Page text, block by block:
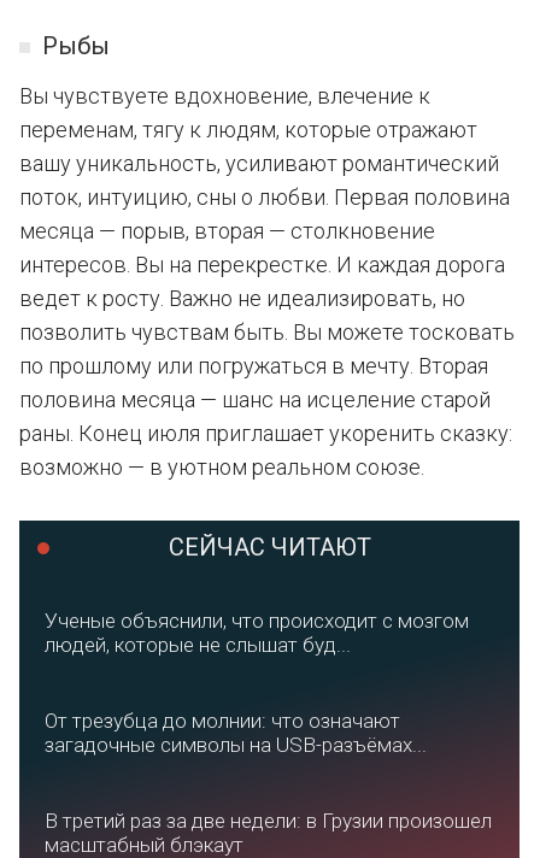
Рыбы
Вы чувствуете вдохновение, влечение к
переменам, тягу к людям, которые отражают
вашу уникальность, усиливают романтический
поток, интуицию, сны о любви. Первая половина
месяца — порыв, вторая — столкновение
интересов. Вы на перекрестке. И каждая дорога
ведет к росту. Важно не идеализировать, но
позволить чувствам быть. Вы можете тосковать
по прошлому или погружаться в мечту. Вторая
половина месяца — шанс на исцеление старой
раны. Конец июля приглашает укоренить сказку:
возможно — в уютном реальном союзе.
СЕЙЧАС ЧИТАЮТ
Ученые объяснили, что происходит с мозгом
людей, которые не слышат буд...
От трезубца до молнии: что означают
загадочные символы на USB-разъёмах...
В третий раз за две недели: в Грузии произошел
масштабный блэкаут